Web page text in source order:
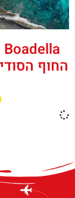
החוף